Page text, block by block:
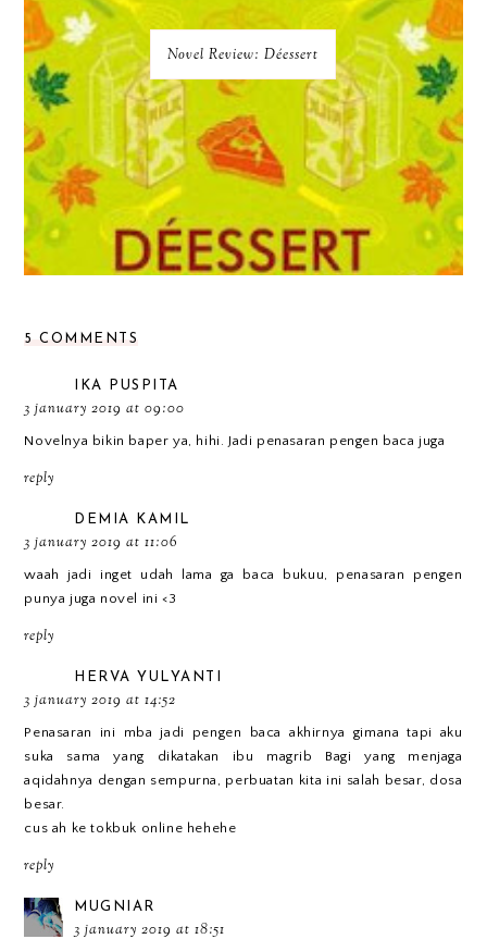
Novel Review: Déessert
5 COMMENTS
IKA PUSPITA
3 january 2019 at 09:00
Novelnya bikin baper ya, hihi. Jadi penasaran pengen baca juga
reply
DEMIA KAMIL
3 january 2019 at 11:06
waah jadi inget udah lama ga baca bukuu, penasaran pengen
punya juga novel ini <3
reply
HERVA YULYANTI
3 january 2019 at 14:52
Penasaran ini mba jadi pengen baca akhirnya gimana tapi aku
suka sama yang dikatakan ibu magrib Bagi yang menjaga
aqidahnya dengan sempurna, perbuatan kita ini salah besar, dosa
besar.
cus ah ke tokbuk online hehehe
reply
MUGNIAR
3 january 2019 at 18:51